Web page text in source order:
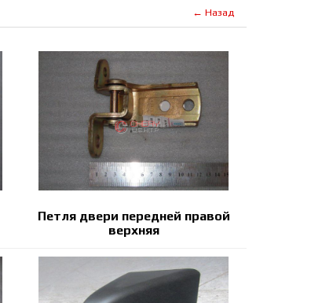
← Назад
Петля двери передней правой
верхняя